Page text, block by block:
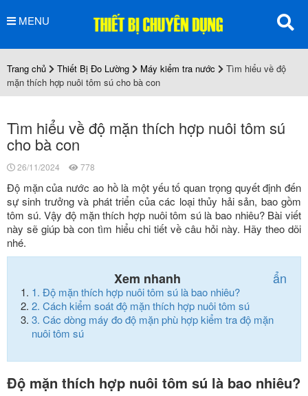
MENU
Trang chủ Thiết Bị Đo Lường Máy kiểm tra nước
Tìm hiểu về độ
mặn thích hợp nuôi tôm sú cho bà con
Tìm hiểu về độ mặn thích hợp nuôi tôm sú
cho bà con
26/11/2024 778
Độ mặn của nước ao hồ là một yếu tố quan trọng quyết định đến
sự sinh trưởng và phát triển của các loại thủy hải sản, bao gồm
tôm sú. Vậy độ mặn thích hợp nuôi tôm sú là bao nhiêu? Bài viết
này sẽ giúp bà con tìm hiểu chi tiết về câu hỏi này. Hãy theo dõi
nhé.
Xem nhanh ẩn
1. Độ mặn thích hợp nuôi tôm sú là bao nhiêu?
2. Cách kiểm soát độ mặn thích hợp nuôi tôm sú
3. Các dòng máy đo độ mặn phù hợp kiểm tra độ mặn
nuôi tôm sú
Độ mặn thích hợp nuôi tôm sú là bao nhiêu?